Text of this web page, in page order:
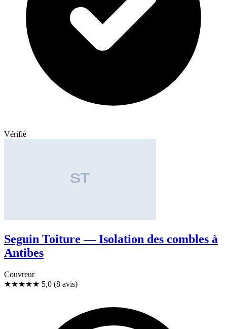
Vérifié
Seguin Toiture — Isolation des combles à
Antibes
Couvreur
★★★★★ 5,0 (8 avis)